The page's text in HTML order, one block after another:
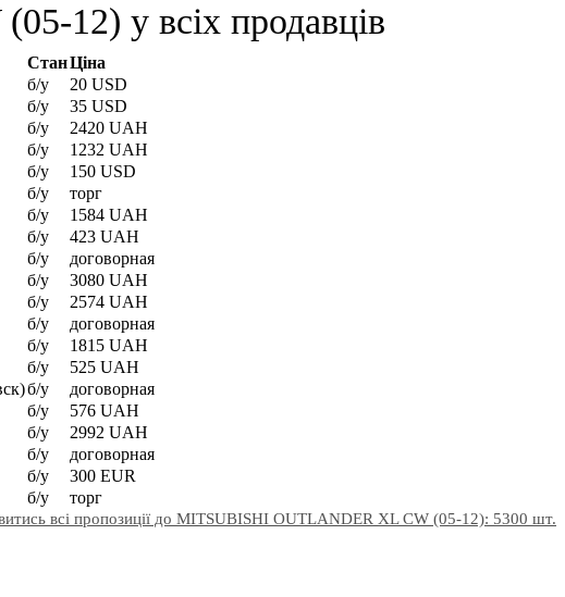
12) у всіх продавців
СтанЦіна
б/у
20 USD
б/у
35 USD
б/у
2420 UAH
б/у
1232 UAH
б/у
150 USD
б/у
торг
б/у
1584 UAH
б/у
423 UAH
б/у
договорная
б/у
3080 UAH
б/у
2574 UAH
б/у
договорная
б/у
1815 UAH
б/у
525 UAH
б/у
договорная
б/у
576 UAH
б/у
2992 UAH
б/у
договорная
б/у
300 EUR
б/у торг
всі пропозиції до MITSUBISHI OUTLANDER XL CW (05-12): 5300 шт.